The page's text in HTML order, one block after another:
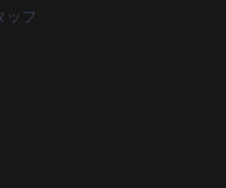
ッフ